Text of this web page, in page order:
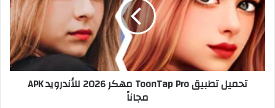
تحميل تطبيق ToonTap Pro مهكر 2026 للأندرويد APK
مجاناً